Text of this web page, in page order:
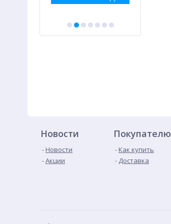
Новости
Новости
Акции
Покупателю
Как купить
Доставка